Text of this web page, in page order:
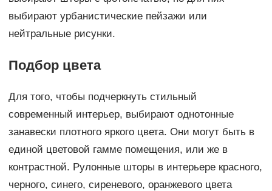
выбирают урбанистические пейзажи или
нейтральные рисунки.
Подбор цвета
Для того, чтобы подчеркнуть стильный
современный интерьер, выбирают однотонные
занавески плотного яркого цвета. Они могут быть в
единой цветовой гамме помещения, или же в
контрастной. Рулонные шторы в интерьере красного,
черного, синего, сиреневого, оранжевого цвета